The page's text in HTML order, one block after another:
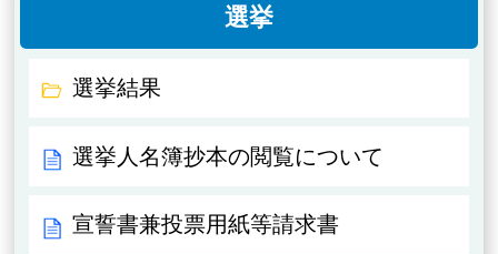
選挙
選挙結果
選挙人名簿抄本の閲覧について
宣誓書兼投票用紙等請求書